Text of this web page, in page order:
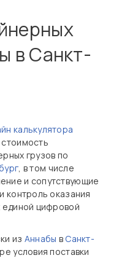
в Санкт-
калькулятора
грузов по
, в том числе
и сопутствующие
контроль оказания
единой цифровой
из Аннабы в Санкт-
условия поставки